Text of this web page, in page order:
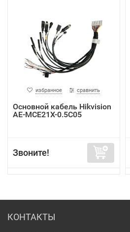
избранное сравнить
Основной кабель Hikvision
AE-MCE21X-0.5C05
Звоните!
КОНТАКТЫ